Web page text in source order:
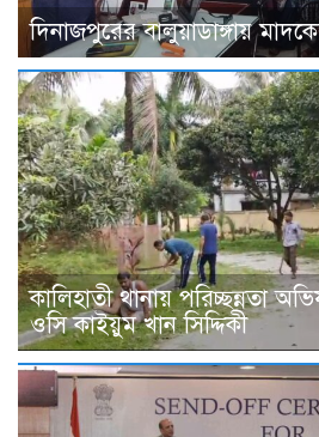
দিনাজপুরের বালুয়াডাঙ্গায়
কালিহাতী থানায় পরিচ্ছন্নতা
ওসি কাইয়ুম খান সিদ্দিকী